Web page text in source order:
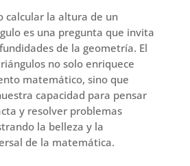
calcular la altura de un
es una pregunta que invita
de la geometría. El
no solo enriquece
matemático, sino que
capacidad para pensar
y resolver problemas
la belleza y la
de la matemática.